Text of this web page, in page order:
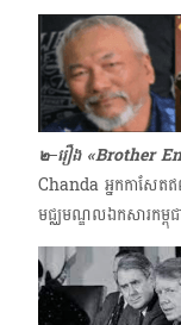
๒–រឿង «Brother
Chanda​ អ្នកកាសែត
មជ្ឈមណ្ឌលឯកសារកម្ពុ